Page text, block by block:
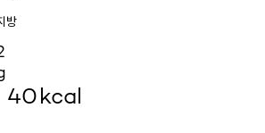
방
40kcal